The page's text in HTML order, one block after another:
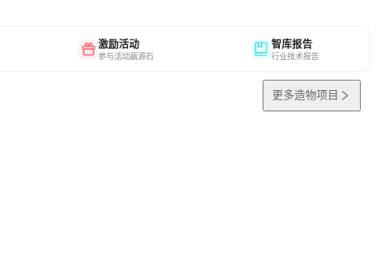
激励活动
参与活动赢源石
智库报告
行业技术报告
更多造物项目